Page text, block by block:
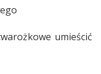
umieścić